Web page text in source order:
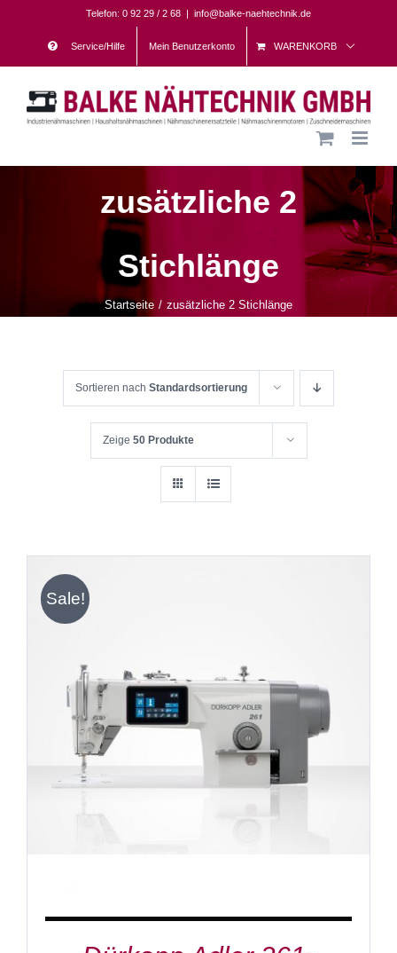
content
Telefon: 0 92 29 / 2 68 | info@balke-naehtechnik.de
Service/Hilfe Mein Benutzerkonto WARENKORB
zusätzliche 2
Stichlänge
Startseite zusätzliche 2 Stichlänge
Sortieren nach Standardsortierung
Zeige 50 Produkte
Sale!
IN DEN WARENKORB / DETAILS